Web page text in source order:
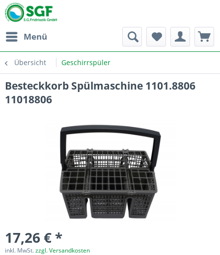
Menü
Übersicht Geschirrspüler
Besteckkorb Spülmaschine 1101.8806
11018806
17,26 € *
inkl. MwSt.zzgl. Versandkosten